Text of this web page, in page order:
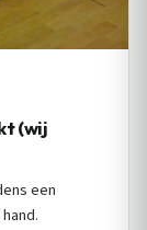
(wij
een